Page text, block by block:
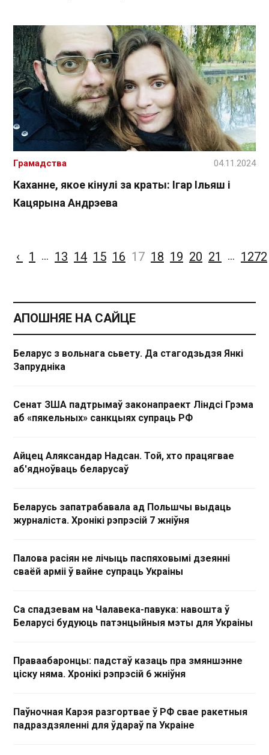
Каханне, якое кінулі за краты: Ігар Ільяш і
Кацярына Андрэева
Грамадства 04.11.2024
‹ 1 … 13 14 15 16 17 18 19 20 21 … 1272
АПОШНЯЕ НА САЙЦЕ
Беларус з вольнага сьвету. Да стагодзьдзя Янкі
Запрудніка
Сенат ЗША падтрымаў законапраект Ліндсі Грэма
аб «пякельных» санкцыях супраць РФ
Айцец Аляксандар Надсан. Той, хто працягвае
аб'ядноўваць беларусаў
Беларусь запатрабавала ад Польшчы выдаць
журналіста. Хронікі рэпрэсій 7 жніўня
Палова расіян не лічыць паспяховымі дзеянні
сваёй арміі ў вайне супраць Украіны
Са спадзевам на Чалавека-павука: навошта ў
Беларусі будуюць патэнцыйныя мэты для Украіны
Праваабаронцы: падстаў казаць пра змяншэнне
ціску няма. Хронікі рэпрэсій 6 жніўня
Паўночная Карэя разгортвае ў РФ свае ракетныя
падраздзяленні для ўдараў па Украіне